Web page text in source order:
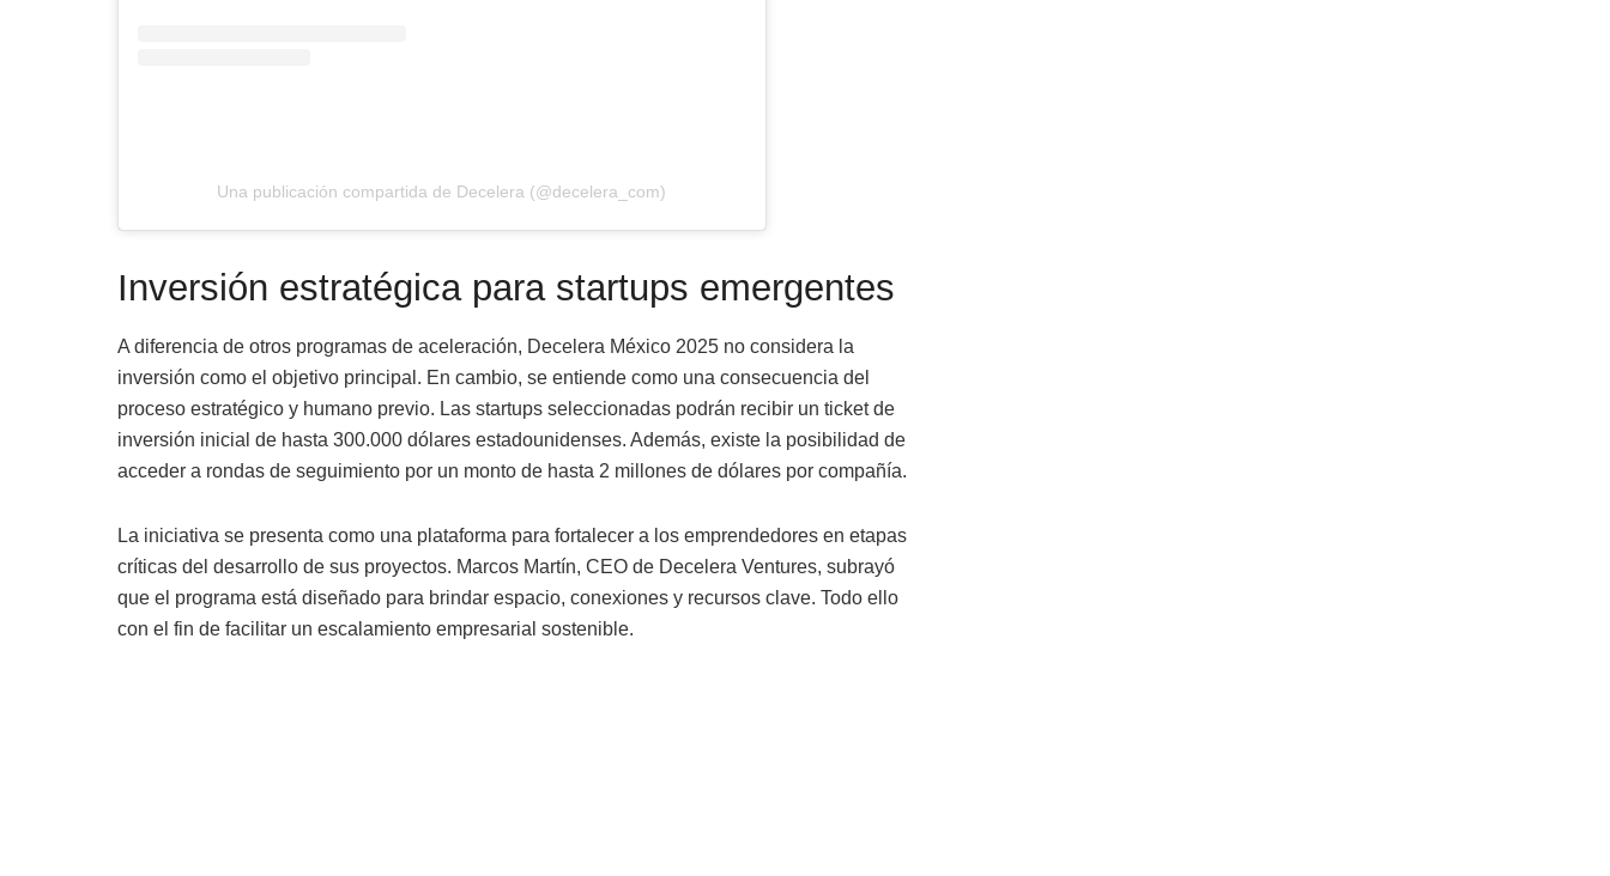
Una publicación compartida de Decelera (@decelera_com)
Inversión estratégica para startups emergentes
A diferencia de otros programas de aceleración, Decelera México 2025 no considera la
inversión como el objetivo principal. En cambio, se entiende como una consecuencia del
proceso estratégico y humano previo. Las startups seleccionadas podrán recibir un ticket de
inversión inicial de hasta 300.000 dólares estadounidenses. Además, existe la posibilidad de
acceder a rondas de seguimiento por un monto de hasta 2 millones de dólares por compañía.
La iniciativa se presenta como una plataforma para fortalecer a los emprendedores en etapas
críticas del desarrollo de sus proyectos. Marcos Martín, CEO de Decelera Ventures, subrayó
que el programa está diseñado para brindar espacio, conexiones y recursos clave. Todo ello
con el fin de facilitar un escalamiento empresarial sostenible.